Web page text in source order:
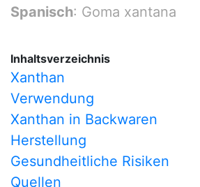
Spanisch: Goma xantana
Inhaltsverzeichnis
Xanthan
Verwendung
Xanthan in Backwaren
Herstellung
Gesundheitliche Risiken
Quellen